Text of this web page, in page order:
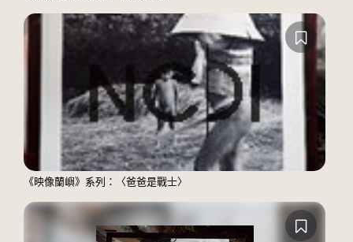
《映像蘭嶼》系列：〈爸爸是戰士〉